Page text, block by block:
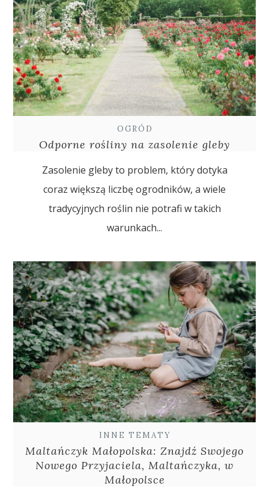
OGRÓD
Odporne rośliny na zasolenie gleby
Zasolenie gleby to problem, który dotyka
coraz większą liczbę ogrodników, a wiele
tradycyjnych roślin nie potrafi w takich
warunkach...
INNE TEMATY
Maltańczyk Małopolska: Znajdź Swojego
Nowego Przyjaciela, Maltańczyka, w
Małopolsce